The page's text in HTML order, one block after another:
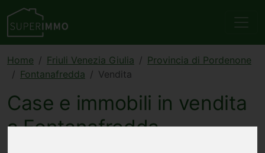
Home Friuli Venezia Giulia
Provincia di Pordenone
Fontanafredda
Vendita
Case e immobili in vendita
a Fontanafredda